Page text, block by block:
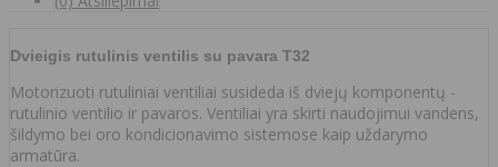
Dvieigis rutulinis ventilis su pavara T32
Motorizuoti rutuliniai ventiliai susideda iš dviejų komponentų -
rutulinio ventilio ir pavaros. Ventiliai yra skirti naudojimui vandens,
šildymo bei oro kondicionavimo sistemose kaip uždarymo
armatūra.